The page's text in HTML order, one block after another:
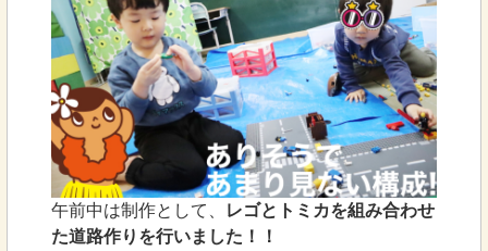
午前中は制作として、
レゴとトミカを組み合わせ
た道路作りを行いました！！